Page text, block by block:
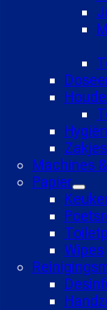
Machines
Papier
Wipes